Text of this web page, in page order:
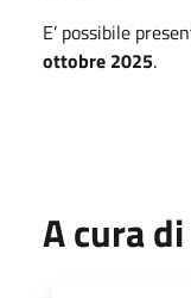
E’ possibile
ottobre 2025.
A cura di